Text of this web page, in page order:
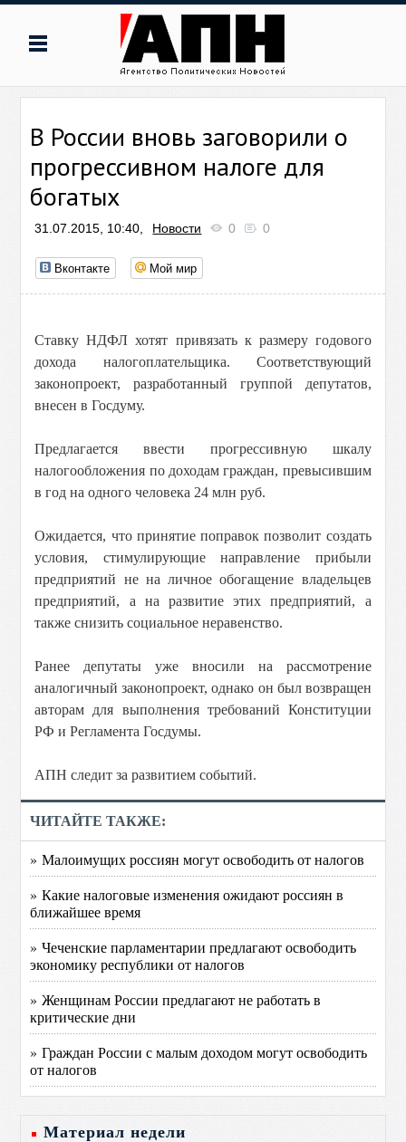
В России вновь заговорили о
прогрессивном налоге для
богатых
31.07.2015, 10:40, Новости 0 0
Вконтакте Мой мир
Ставку НДФЛ хотят привязать к размеру годового
дохода налогоплательщика. Соответствующий
законопроект, разработанный группой депутатов,
внесен в Госдуму.
Предлагается ввести прогрессивную шкалу
налогообложения по доходам граждан, превысившим
в год на одного человека 24 млн руб.
Ожидается, что принятие поправок позволит создать
условия, стимулирующие направление прибыли
предприятий не на личное обогащение владельцев
предприятий, а на развитие этих предприятий, а
также снизить социальное неравенство.
Ранее депутаты уже вносили на рассмотрение
аналогичный законопроект, однако он был возвращен
авторам для выполнения требований Конституции
РФ и Регламента Госдумы.
АПН следит за развитием событий.
ЧИТАЙТЕ ТАКЖЕ:
» Малоимущих россиян могут освободить от налогов
» Какие налоговые изменения ожидают россиян в
ближайшее время
» Чеченские парламентарии предлагают освободить
экономику республики от налогов
» Женщинам России предлагают не работать в
критические дни
» Граждан России с малым доходом могут освободить
от налогов
Материал недели